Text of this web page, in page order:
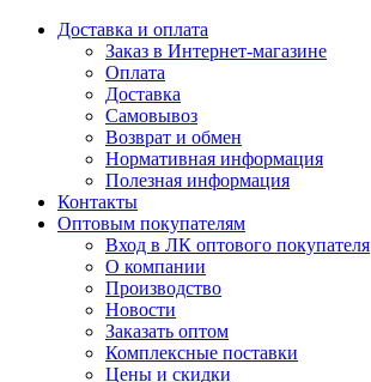
Доставка и оплата
Заказ в Интернет-магазине
Оплата
Доставка
Самовывоз
Возврат и обмен
Нормативная информация
Полезная информация
Контакты
Оптовым покупателям
Вход в ЛК оптового покупателя
О компании
Производство
Новости
Заказать оптом
Комплексные поставки
Цены и скидки